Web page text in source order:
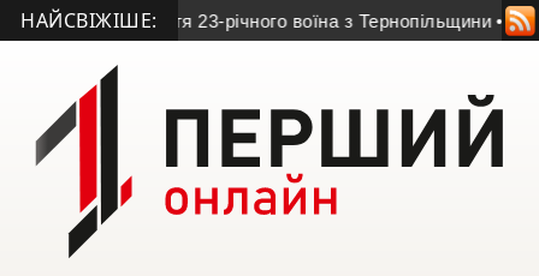
НАЙСВІЖІШЕ:
обірвала життя 23-річного воїна з Тернопільщини •